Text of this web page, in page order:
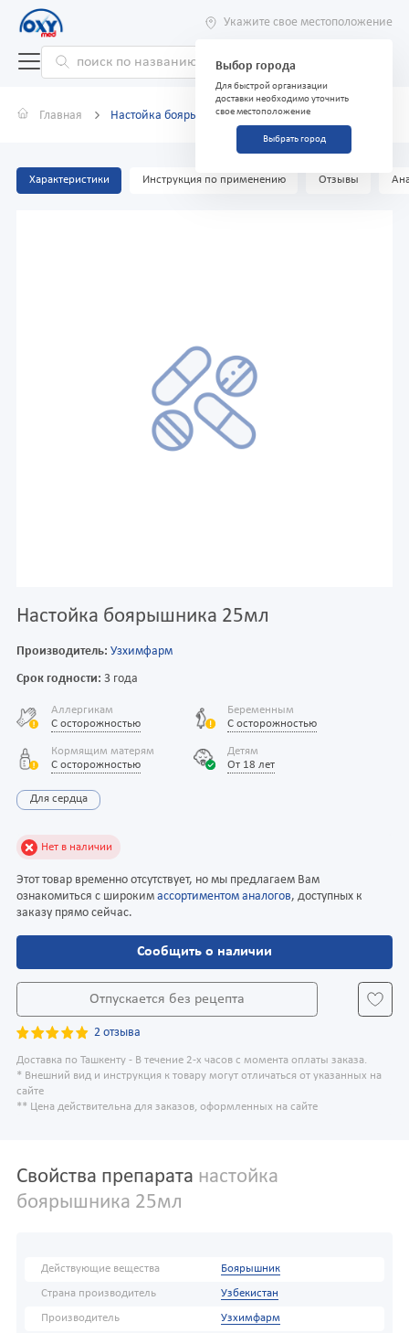
Укажите свое местоположение
Выбор города
Для быстрой организации
доставки необходимо уточнить
свое местоположение
Выбрать город
Главная Настойка боярышника 25мл
Характеристики Инструкция по применению Отзывы
Настойка боярышника 25мл
Производитель: Узхимфарм
Срок годности: 3 года
Аллергикам
С осторожностью
Беременным
С осторожностью
Кормящим матерям
С осторожностью
Детям
От 18 лет
Для сердца
Нет в наличии
Этот товар временно отсутствует, но мы предлагаем Вам
ознакомиться с широким ассортиментом аналогов, доступных к
заказу прямо сейчас.
Сообщить о наличии
Отпускается без рецепта
2 отзыва
Доставка по Ташкенту - В течение 2-х часов с момента оплаты заказа.
* Внешний вид и инструкция к товару могут отличаться от указанных на
сайте
** Цена действительна для заказов, оформленных на сайте
Свойства препарата настойка
боярышника 25мл
Действующие вещества Боярышник
Страна производитель Узбекистан
Производитель Узхимфарм